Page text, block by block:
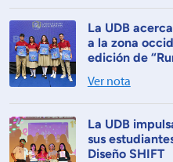
La UDB
a la zona
edición de
Ver nota
La UDB
sus
Diseño SHIFT